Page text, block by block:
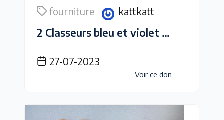
fourniture kattkatt
2 Classeurs bleu et violet classique dos de 3.5cm environ
27-07-2023
Voir ce don